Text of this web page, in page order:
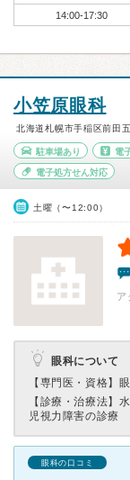
14:00-17:30
小笠原眼科
北海道札幌市手稲区前田
駐車場あり 電
電子処方せん対応
土曜（〜12:00）
眼科について
【専門医・資格】
【診療・治療法】
児視力障害の診療
眼科の口コミ